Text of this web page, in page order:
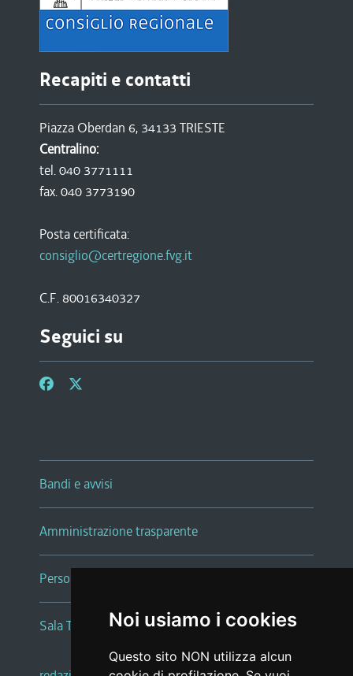
Noi usiamo i cookies
Questo sito NON utilizza alcun
Recapiti e contatti
Piazza Oberdan 6, 34133 TRIESTE
Centralino:
tel. 040 3771111
fax. 040 3773190
Posta certificata:
consiglio@certregione.fvg.it
C.F. 80016340327
Seguici su
Bandi e avvisi
Amministrazione trasparente
Persone e Uffici
Sala Tiziano Tessitori